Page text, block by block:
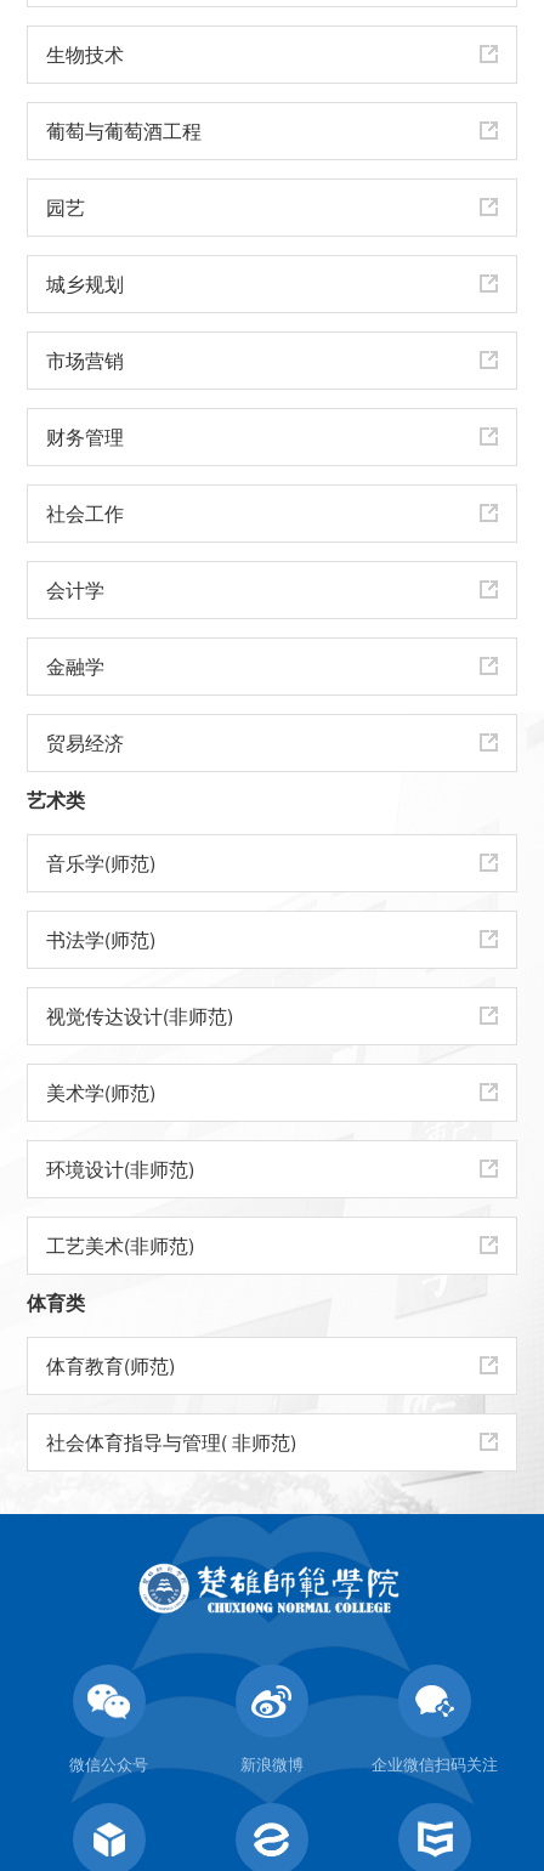
生物技术
葡萄与葡萄酒工程
园艺
城乡规划
市场营销
财务管理
社会工作
会计学
金融学
贸易经济
艺术类
音乐学(师范)
书法学(师范)
视觉传达设计(非师范)
美术学(师范)
环境设计(非师范)
工艺美术(非师范)
体育类
体育教育(师范)
社会体育指导与管理( 非师范)
微信公众号 新浪微博 企业微信扫码关注